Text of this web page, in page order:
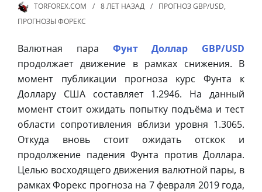
TORFOREX.COM 8 ЛЕТ НАЗАД ПРОГНОЗ GBP/USD,
ПРОГНОЗЫ ФОРЕКС
Валютная пара Фунт Доллар GBP/USD
продолжает движение в рамках снижения. В
момент публикации прогноза курс Фунта к
Доллару США составляет 1.2946. На данный
момент стоит ожидать попытку подъёма и тест
области сопротивления вблизи уровня 1.3065.
Откуда вновь стоит ожидать отскок и
продолжение падения Фунта против Доллара.
Целью восходящего движения валютной пары, в
рамках Форекс прогноза на 7 февраля 2019 года,